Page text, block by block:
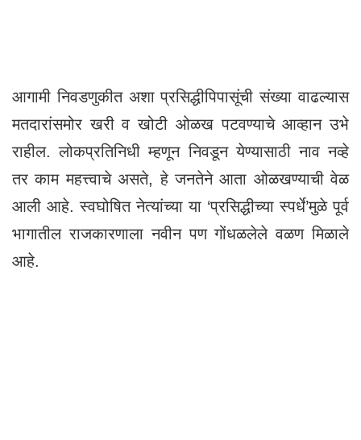
आगामी निवडणुकीत अशा प्रसिद्धीपिपासूंची संख्या वाढल्यास
मतदारांसमोर खरी व खोटी ओळख पटवण्याचे आव्हान उभे
राहील. लोकप्रतिनिधी म्हणून निवडून येण्यासाठी नाव नव्हे
तर काम महत्त्वाचे असते, हे जनतेने आता ओळखण्याची वेळ
आली आहे. स्वघोषित नेत्यांच्या या ‘प्रसिद्धीच्या स्पर्धे’मुळे पूर्व
भागातील राजकारणाला नवीन पण गोंधळलेले वळण मिळाले
आहे.